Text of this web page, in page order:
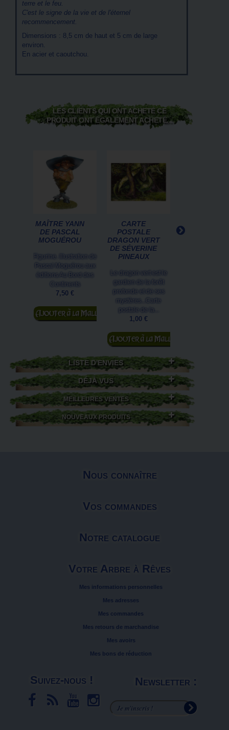
terre et le feu.
C'est le signe de la vie et de l'éternel
recommencement.
Dimensions : 8,5 cm de haut et 5 cm de large
environ.
En acier et caoutchou.
LES CLIENTS QUI ONT ACHETÉ CE
PRODUIT ONT ÉGALEMENT ACHETÉ...
MAÎTRE YANN
DE PASCAL
MOGUÉROU
Figurine. Illustration de
Pascal Moguérou aux
éditions Au Bord des
Continents
7,50 €
Ajouter au
panier
CARTE
POSTALE
DRAGON VERT
DE SÉVERINE
PINEAUX
Le dragon vert est le
gardien de la forêt
profonde et de ses
mystères...Carte
postale de la...
1,00 €
Ajouter au
panier
LISTE D'ENVIES
DÉJÀ VUS
MEILLEURES VENTES
NOUVEAUX PRODUITS
Nous connaître
Vos commandes
Notre catalogue
Votre Arbre à Rêves
Mes informations personnelles
Mes adresses
Mes commandes
Mes retours de marchandise
Mes avoirs
Mes bons de réduction
Suivez-nous ! Newsletter :